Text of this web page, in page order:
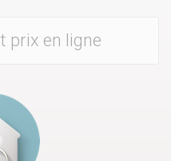
prix en ligne